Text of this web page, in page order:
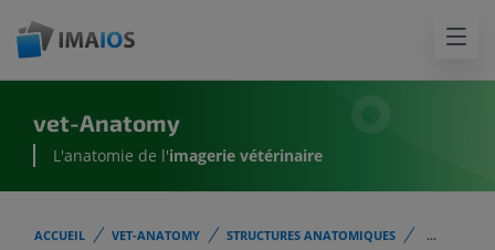
vet-Anatomy
L'anatomie de l'imagerie vétérinaire
ACCUEIL VET-ANATOMY STRUCTURES ANATOMIQUES
...